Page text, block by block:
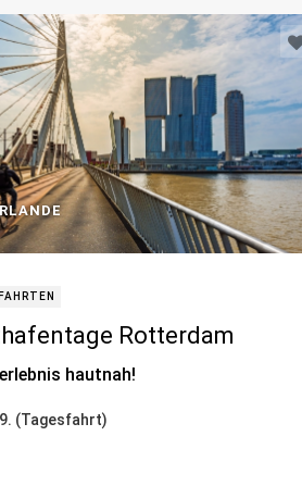
Rotterdam
hautnah!
(Tagesfahrt)